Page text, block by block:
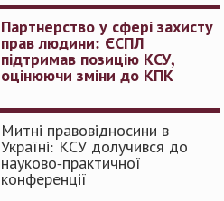
Партнерство у сфері захисту
прав людини: ЄСПЛ
підтримав позицію КСУ,
оцінюючи зміни до КПК
Митні правовідносини в
Україні: КСУ долучився до
науково-практичної
конференції